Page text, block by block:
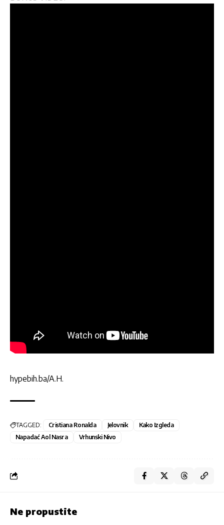
hypebih.ba/A.H.
TAGGED: Cristiana Ronalda Jelovnik
Kako Izgleda
Napadać Aol Nasra
Vrhunski Nivo
Ne propustite